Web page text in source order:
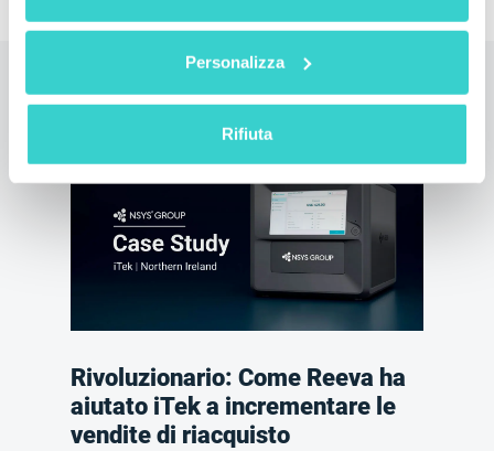
Personalizza
Rifiuta
Leggi anche
Rivoluzionario: Come Reeva ha
aiutato iTek a incrementare le
vendite di riacquisto